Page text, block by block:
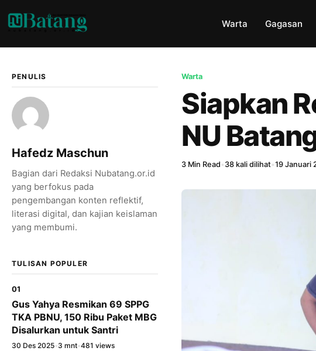
Warta Gagasan
PENULIS
Hafedz Maschun
Bagian dari Redaksi Nubatang.or.id
yang berfokus pada
pengembangan konten reflektif,
literasi digital, dan kajian keislaman
yang membumi.
TULISAN POPULER
01
Gus Yahya Resmikan 69 SPPG
TKA PBNU, 150 Ribu Paket MBG
Disalurkan untuk Santri
30 Des 2025•3 mnt•481 views
Warta
Siapkan
NU
3 Min Read • 38 kali dilihat•19 Januari